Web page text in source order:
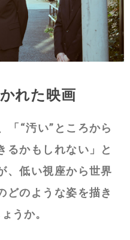
れた映画
「“汚い”ところから
るかもしれない」と
、低い視座から世界
どのような姿を描き
うか。